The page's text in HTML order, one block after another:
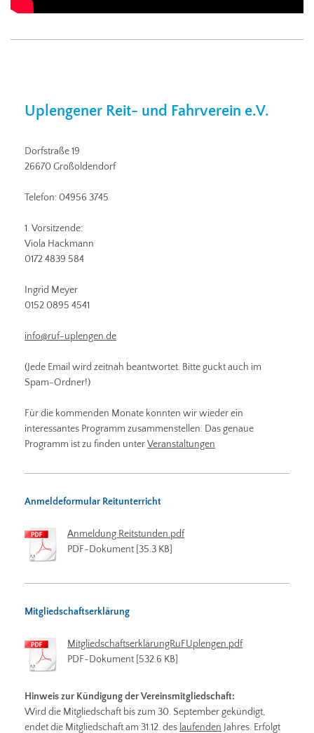
Uplengener Reit- und Fahrverein e.V.
Dorfstraße 19
26670 Großoldendorf
Telefon: 04956 3745
1. Vorsitzende:
Viola Hackmann
0172 4839 584
Ingrid Meyer
0152 0895 4541
info@ruf-uplengen.de
(Jede Email wird zeitnah beantwortet. Bitte guckt auch im
Spam-Ordner!)
Für die kommenden Monate konnten wir wieder ein
interessantes Programm zusammenstellen. Das genaue
Programm ist zu finden unterVeranstaltungen
Anmeldeformular Reitunterricht
Anmeldung Reitstunden.pdf
PDF-Dokument [35.3 KB]
Mitgliedschaftserklärung
MitgliedschaftserklärungRuFUplengen.pdf
PDF-Dokument [532.6 KB]
Hinweis zur Kündigung der Vereinsmitgliedschaft:
Wird die Mitgliedschaft bis zum 30. September gekündigt,
endet die Mitgliedschaft am 31.12. des laufenden Jahres. Erfolgt